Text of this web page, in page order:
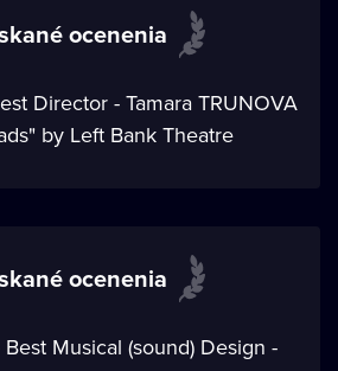
ocenenia
Director - Tamara TRUNOVA
by Left Bank Theatre
ocenenia
Musical (sound) Design -